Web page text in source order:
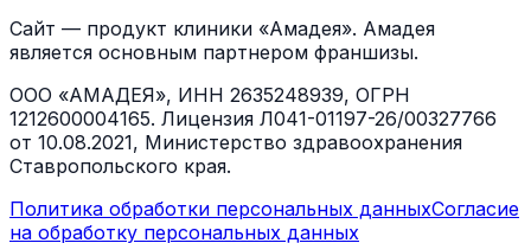
Сайт — продукт клиники «Амадея». Амадея
является основным партнером франшизы.
ООО «АМАДЕЯ», ИНН 2635248939, ОГРН
1212600004165. Лицензия Л041-01197-26/00327766
от 10.08.2021, Министерство здравоохранения
Ставропольского края.
Политика обработки персональных данныхСогласие
на обработку персональных данных